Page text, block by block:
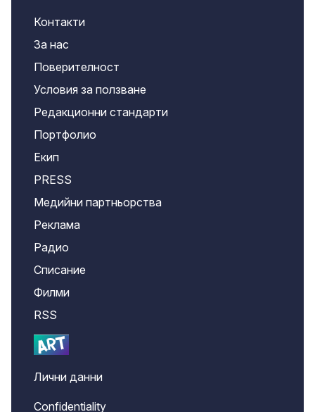
Контакти
За нас
Поверителност
Условия за ползване
Редакционни стандарти
Портфолио
Екип
PRESS
Медийни партньорства
Реклама
Радио
Списание
Филми
RSS
Лични данни
Confidentiality